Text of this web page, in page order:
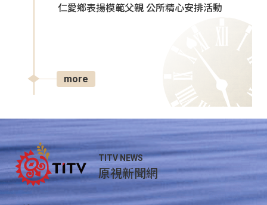
仁愛鄉表揚模範父親 公所精心安排活動
more
TITV NEWS
原視新聞網